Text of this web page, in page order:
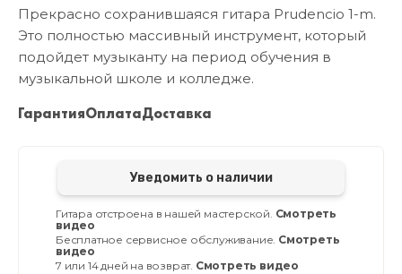
Прекрасно сохранившаяся гитара Prudencio 1-m.
Это полностью массивный инструмент, который
подойдет музыканту на период обучения в
музыкальной школе и колледже.
ГарантияОплатаДоставка
Уведомить о наличии
Гитара отстроена в нашей мастерской. Смотреть
видео
Бесплатное сервисное обслуживание. Смотреть
видео
7 или 14 дней на возврат. Смотреть видео